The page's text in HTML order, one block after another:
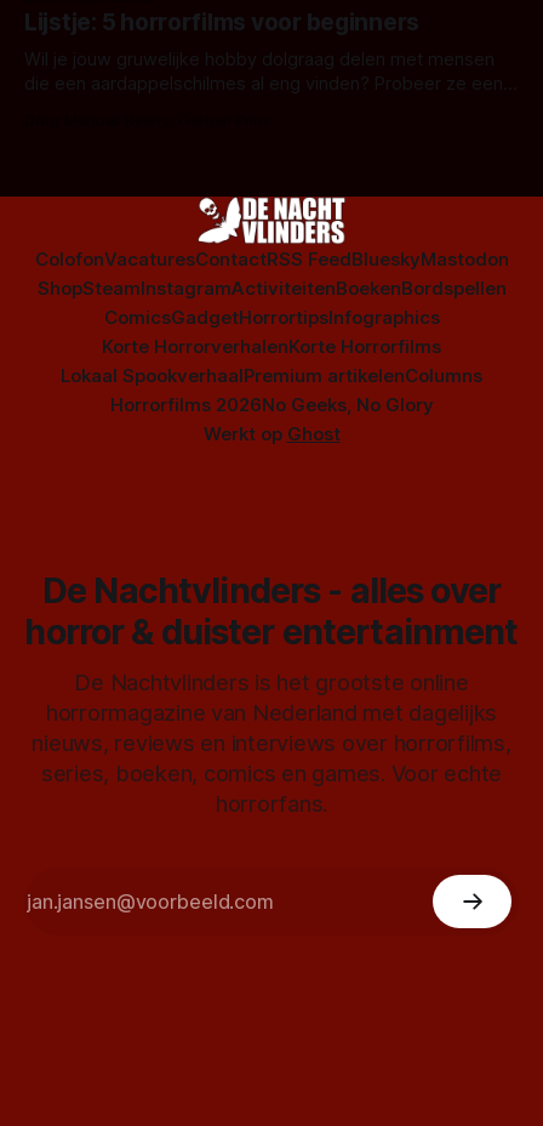
Amsterdamned of The Johnsons. Maar Nederlandse horror
is niet beperkt tot films. Hier een aantal Nederlandse tv-
series uit het duistere of horrorgenre. Als
Lijstje: 5 horrorfilms voor beginners
Wil je jouw gruwelijke hobby dolgraag delen met mensen
die een aardappelschilmes al eng vinden? Probeer ze eens
ColofonVacaturesContactRSS FeedBlueskyMastodon
ShopSteamInstagramActiviteitenBoekenBordspellen
ComicsGadgetHorrortipsInfographics
Korte HorrorverhalenKorte Horrorfilms
Lokaal SpookverhaalPremium artikelenColumns
Horrorfilms 2026No Geeks, No Glory
Werkt op Ghost
De Nachtvlinders - alles over
horror & duister entertainment
De Nachtvlinders is het grootste online
horrormagazine van Nederland met dagelijks
nieuws, reviews en interviews over horrorfilms,
series, boeken, comics en games. Voor echte
horrorfans.